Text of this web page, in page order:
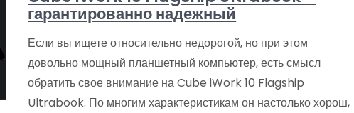
гарантированно надежный
Если вы ищете относительно недорогой, но при этом
довольно мощный планшетный компьютер, есть смысл
обратить свое внимание на Cube iWork 10 Flagship
Ultrabook. По многим характеристикам он настолько хорош,